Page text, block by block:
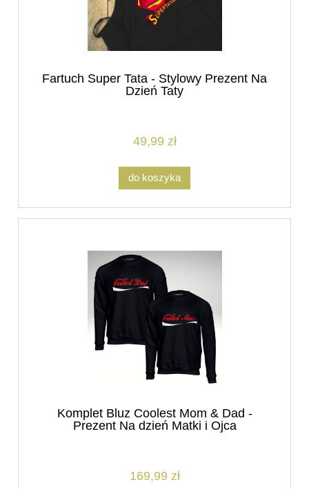
Fartuch Super Tata - Stylowy Prezent Na
Dzień Taty
49,99 zł
do koszyka
Komplet Bluz Coolest Mom & Dad -
Prezent Na dzień Matki i Ojca
169,99 zł